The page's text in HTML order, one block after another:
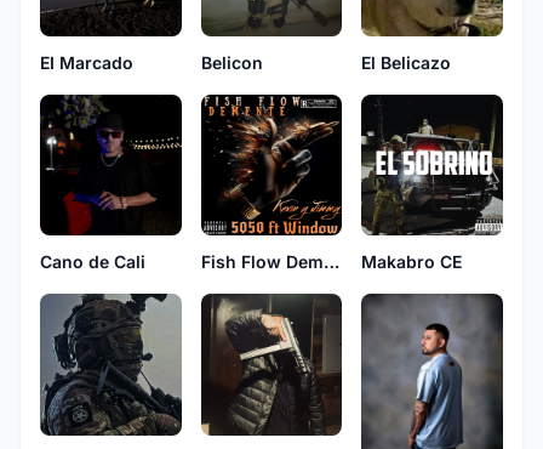
EI Marcado Belicon El Belicazo
Cano de Cali Fish Flow Demente Makabro CE